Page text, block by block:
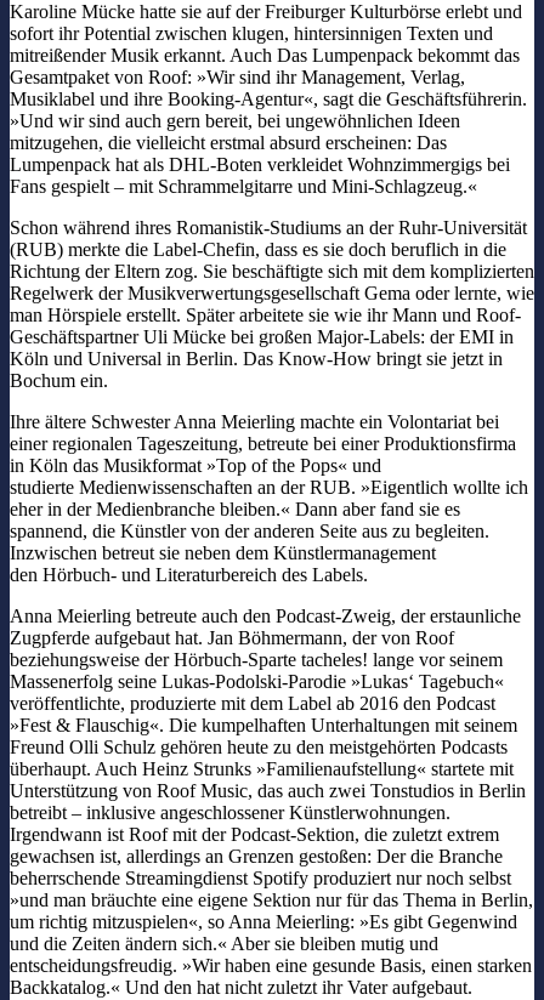
Karoline Mücke hatte sie auf der Freiburger Kulturbörse erlebt und
sofort ihr Potential zwischen klugen, hintersinnigen Texten und
mitreißender Musik erkannt. Auch Das Lumpenpack bekommt das
Gesamtpaket von Roof: »Wir sind ihr Management, Verlag,
Musiklabel und ihre Booking-Agentur«, sagt die Geschäftsführerin.
»Und wir sind auch gern bereit, bei ungewöhnlichen Ideen
mitzugehen, die vielleicht erstmal absurd erscheinen: Das
Lumpenpack hat als DHL-Boten verkleidet Wohnzimmergigs bei
Fans gespielt – mit Schrammelgitarre und Mini-Schlagzeug.«
Schon während ihres Romanistik-Studiums an der Ruhr-Universität
(RUB) merkte die Label-Chefin, dass es sie doch beruflich in die
Richtung der Eltern zog. Sie beschäftigte sich mit dem komplizierten
Regelwerk der Musikverwertungsgesellschaft Gema oder lernte, wie
man Hörspiele erstellt. Später arbeitete sie wie ihr Mann und Roof-
Geschäftspartner Uli Mücke bei großen Major-Labels: der EMI in
Köln und Universal in Berlin. Das Know-How bringt sie jetzt in
Bochum ein.
Ihre ältere Schwester Anna Meierling machte ein Volontariat bei
einer regionalen Tageszeitung, betreute bei einer Produktionsfirma
in Köln das Musikformat »Top of the Pops« und
studierte Medienwissenschaften an der RUB. »Eigentlich wollte ich
eher in der Medienbranche bleiben.« Dann aber fand sie es
spannend, die Künstler von der anderen Seite aus zu begleiten.
Inzwischen betreut sie neben dem Künstlermanagement
den Hörbuch- und Literaturbereich des Labels.
Anna Meierling betreute auch den Podcast-Zweig, der erstaunliche
Zugpferde aufgebaut hat. Jan Böhmermann, der von Roof
beziehungsweise der Hörbuch-Sparte tacheles! lange vor seinem
Massenerfolg seine Lukas-Podolski-Parodie »Lukas‘ Tagebuch«
veröffentlichte, produzierte mit dem Label ab 2016 den Podcast
»Fest & Flauschig«. Die kumpelhaften Unterhaltungen mit seinem
Freund Olli Schulz gehören heute zu den meistgehörten Podcasts
überhaupt. Auch Heinz Strunks »Familienaufstellung« startete mit
Unterstützung von Roof Music, das auch zwei Tonstudios in Berlin
betreibt – inklusive angeschlossener Künstlerwohnungen.
Irgendwann ist Roof mit der Podcast-Sektion, die zuletzt extrem
gewachsen ist, allerdings an Grenzen gestoßen: Der die Branche
beherrschende Streamingdienst Spotify produziert nur noch selbst
»und man bräuchte eine eigene Sektion nur für das Thema in Berlin,
um richtig mitzuspielen«, so Anna Meierling: »Es gibt Gegenwind
und die Zeiten ändern sich.« Aber sie bleiben mutig und
entscheidungsfreudig. »Wir haben eine gesunde Basis, einen starken
Backkatalog.« Und den hat nicht zuletzt ihr Vater aufgebaut.